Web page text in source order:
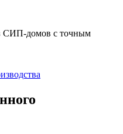
СИП-домов с точным